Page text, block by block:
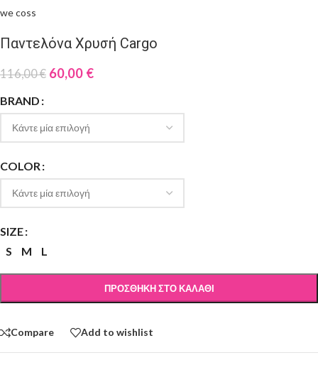
we coss
Παντελόνα Χρυσή Cargo
116,00€ 60,00 €
BRAND
COLOR
SIZE
S
M L
ΠΡΟΣΘΉΚΗ ΣΤΟ ΚΑΛΆΘΙ
Compare Add to wishlist